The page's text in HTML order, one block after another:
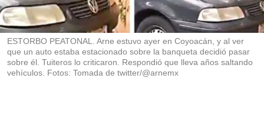
t
r
ESTORBO PEATONAL. Arne estuvo ayer en Coyoacán, y al ver
que un auto estaba estacionado sobre la banqueta decidió pasar
sobre él. Tuiteros lo criticaron. Respondió que lleva años saltando
vehículos. Fotos: Tomada de twitter/@arnemx